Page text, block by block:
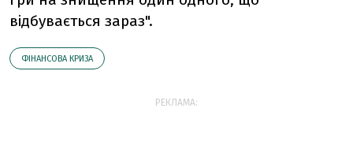
відбувається зараз".
ФІНАНСОВА КРИЗА
РЕКЛАМА: